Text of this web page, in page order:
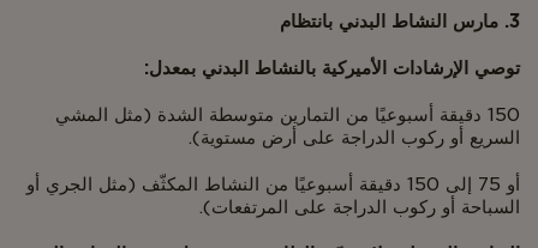
3. مارس النشاط البدني بانتظام
توصي الإرشادات الأميركية بالنشاط البدني بمعدل:
150 دقيقة أسبوعيًا من التمارين متوسطة الشدة (مثل المشي
السريع أو ركوب الدراجة على أرض مستوية).
أو 75 إلى 150 دقيقة أسبوعيًا من النشاط المكثّف (مثل الجري أو
السباحة أو ركوب الدراجة على المرتفعات).